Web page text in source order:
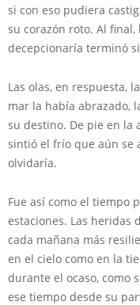
si con eso pudiera
su corazón roto. Al
decepcionaría terminó
Las olas, en respuesta,
mar la había abrazado,
su destino. De pie en la
sintió el frío que aún se
olvidaría.
Fue así como el tiempo
estaciones. Las heridas
cada mañana más
en el cielo como en la
durante el ocaso, como
ese tiempo desde su